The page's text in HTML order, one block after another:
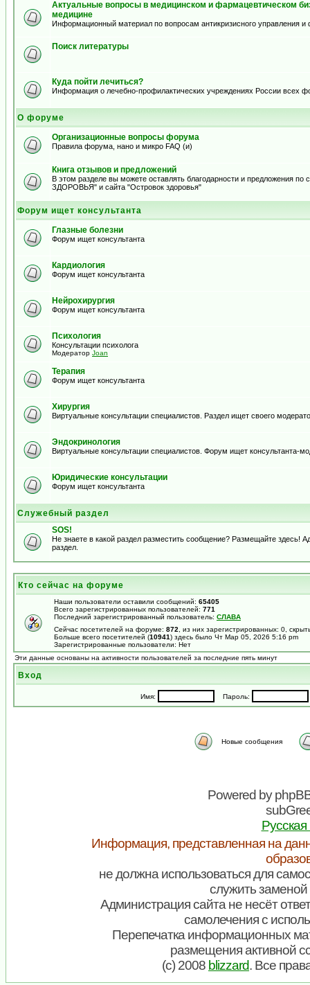
Актуальные вопросы в медицинском и фармацевтическом
медицине
Информационный материал по вопросам антикризисного управления и
Поиск литературы
Куда пойти лечиться?
Информация о лечебно-профилактических учреждениях России всех
О форуме
Организационные вопросы форума
Правила форума, нано и микро FAQ (и)
Книга отзывов и предложений
В этом разделе вы можете оставлять благодарности и предложения
ЗДОРОВЬЯ" и сайта "Островок здоровья"
Форум ищет консультанта
Глазные болезни
Форум ищет консультанта
Кардиология
Форум ищет консультанта
Нейрохирургия
Форум ищет консультанта
Психология
Консультации психолога
Модератор Joan
Терапия
Форум ищет консультанта
Хирургия
Виртуальные консультации специалистов. Раздел ищет своего
Эндокринология
Виртуальные консультации специалистов. Форум ищет консультанта-
Юридические консультации
Форум ищет консультанта
Служебный раздел
SOS!
Не знаете в какой раздел разместить сообщение? Размещайте здесь!
раздел.
Кто сейчас на форуме
Наши пользователи оставили сообщений: 65405
Всего зарегистрированных пользователей: 771
Последний зарегистрированный пользователь: СЛАВА
Сейчас посетителей на форуме: 872 , из них зарегистрированных: 0,
Больше всего посетителей (10941) здесь было Чт Мар 05, 2026 5:16 pm
Зарегистрированные пользователи: Нет
Эти данные основаны на активности пользователей за последние пять минут
Вход
Имя: Пароль:
Новые сообщения
Powered by
Информация, представленная на
не должна использоваться для
служить заменой
Администрация сайта не несёт
самолечения с
Перепечатка информационных
размещения активной
(c) 2008 blizzard. Все